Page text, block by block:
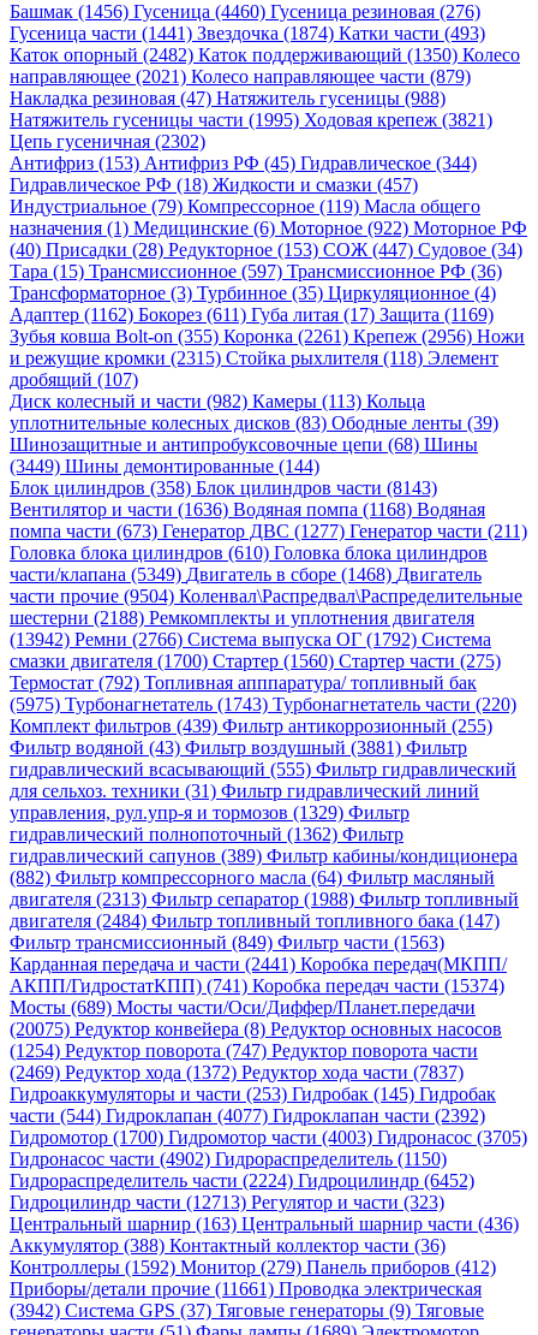
Башмак (1456) Гусеница (4460) Гусеница резиновая (276)
Гусеница части (1441) Звездочка (1874) Катки части (493)
Каток опорный (2482) Каток поддерживающий (1350) Колесо
направляющее (2021) Колесо направляющее части (879)
Накладка резиновая (47) Натяжитель гусеницы (988)
Натяжитель гусеницы части (1995) Ходовая крепеж (3821)
Цепь гусеничная (2302)
Антифриз (153) Антифриз РФ (45) Гидравлическое (344)
Гидравлическое РФ (18) Жидкости и смазки (457)
Индустриальное (79) Компрессорное (119) Масла общего
назначения (1) Медицинские (6) Моторное (922) Моторное РФ
(40) Присадки (28) Редукторное (153) СОЖ (447) Судовое (34)
Тара (15) Трансмиссионное (597) Трансмиссионное РФ (36)
Трансформаторное (3) Турбинное (35) Циркуляционное (4)
Адаптер (1162) Бокорез (611) Губа литая (17) Защита (1169)
Зубья ковша Bolt-on (355) Коронка (2261) Крепеж (2956) Ножи
и режущие кромки (2315) Стойка рыхлителя (118) Элемент
дробящий (107)
Диск колесный и части (982) Камеры (113) Кольца
уплотнительные колесных дисков (83) Ободные ленты (39)
Шинозащитные и антипробуксовочные цепи (68) Шины
(3449) Шины демонтированные (144)
Блок цилиндров (358) Блок цилиндров части (8143)
Вентилятор и части (1636) Водяная помпа (1168) Водяная
помпа части (673) Генератор ДВС (1277) Генератор части (211)
Головка блока цилиндров (610) Головка блока цилиндров
части/клапана (5349) Двигатель в сборе (1468) Двигатель
части прочие (9504) Коленвал\Распредвал\Распределительные
шестерни (2188) Ремкомплекты и уплотнения двигателя
(13942) Ремни (2766) Система выпуска ОГ (1792) Система
смазки двигателя (1700) Стартер (1560) Стартер части (275)
Термостат (792) Топливная апппаратура/ топливный бак
(5975) Турбонагнетатель (1743) Турбонагнетатель части (220)
Комплект фильтров (439) Фильтр антикоррозионный (255)
Фильтр водяной (43) Фильтр воздушный (3881) Фильтр
гидравлический всасывающий (555) Фильтр гидравлический
для сельхоз. техники (31) Фильтр гидравлический линий
управления, рул.упр-я и тормозов (1329) Фильтр
гидравлический полнопоточный (1362) Фильтр
гидравлический сапунов (389) Фильтр кабины/кондиционера
(882) Фильтр компрессорного масла (64) Фильтр масляный
двигателя (2313) Фильтр сепаратор (1988) Фильтр топливный
двигателя (2484) Фильтр топливный топливного бака (147)
Фильтр трансмиссионный (849) Фильтр части (1563)
Карданная передача и части (2441) Коробка передач(МКПП/
АКПП/ГидростатКПП) (741) Коробка передач части (15374)
Мосты (689) Мосты части/Оси/Диффер/Планет.передачи
(20075) Редуктор конвейера (8) Редуктор основных насосов
(1254) Редуктор поворота (747) Редуктор поворота части
(2469) Редуктор хода (1372) Редуктор хода части (7837)
Гидроаккумуляторы и части (253) Гидробак (145) Гидробак
части (544) Гидроклапан (4077) Гидроклапан части (2392)
Гидромотор (1700) Гидромотор части (4003) Гидронасос (3705)
Гидронасос части (4902) Гидрораспределитель (1150)
Гидрораспределитель части (2224) Гидроцилиндр (6452)
Гидроцилиндр части (12713) Регулятор и части (323)
Центральный шарнир (163) Центральный шарнир части (436)
Аккумулятор (388) Контактный коллектор части (36)
Контроллеры (1592) Монитор (279) Панель приборов (412)
Приборы/детали прочие (11661) Проводка электрическая
(3942) Система GPS (37) Тяговые генераторы (9) Тяговые